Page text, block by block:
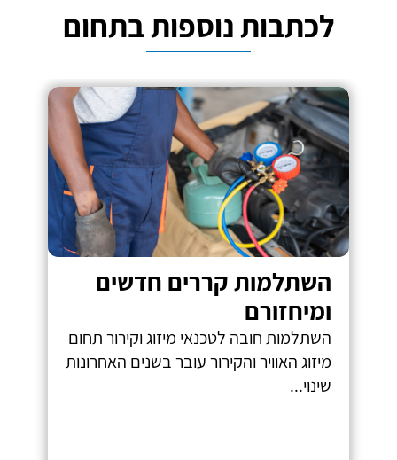
לכתבות נוספות בתחום
השתלמות קררים חדשים
ומיחזורם
השתלמות חובה לטכנאי מיזוג וקירור תחום
מיזוג האוויר והקירור עובר בשנים האחרונות
שינוי...